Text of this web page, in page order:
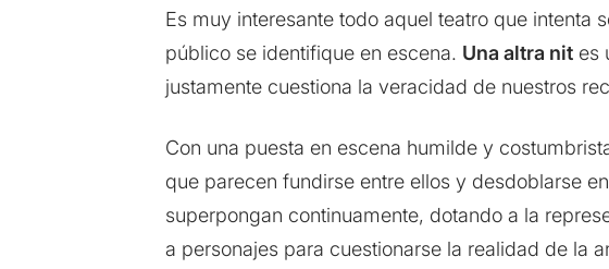
Es muy interesante todo aquel teatro que intenta
público se identifique en escena. Una altra nites
justamente cuestiona la veracidad de nuestros
Con una puesta en escena humilde y
que parecen fundirse entre ellos y desdoblarse
superpongan continuamente, dotando a la
a personajes para cuestionarse la realidad de la